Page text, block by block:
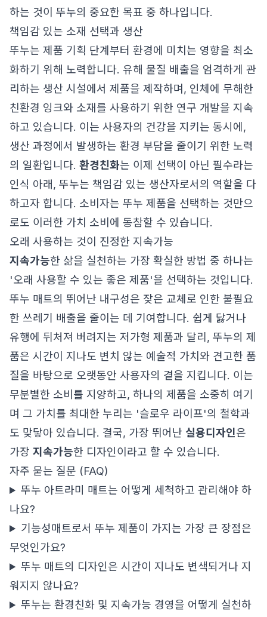
하는 것이 뚜누의 중요한 목표 중 하나입니다.
책임감 있는 소재 선택과 생산
뚜누는 제품 기획 단계부터 환경에 미치는 영향을 최소
화하기 위해 노력합니다. 유해 물질 배출을 엄격하게 관
리하는 생산 시설에서 제품을 제작하며, 인체에 무해한
친환경 잉크와 소재를 사용하기 위한 연구 개발을 지속
하고 있습니다. 이는 사용자의 건강을 지키는 동시에,
생산 과정에서 발생하는 환경 부담을 줄이기 위한 노력
의 일환입니다. 환경친화는 이제 선택이 아닌 필수라는
인식 아래, 뚜누는 책임감 있는 생산자로서의 역할을 다
하고자 합니다. 소비자는 뚜누 제품을 선택하는 것만으
로도 이러한 가치 소비에 동참할 수 있습니다.
오래 사용하는 것이 진정한 지속가능
지속가능한 삶을 실천하는 가장 확실한 방법 중 하나는
'오래 사용할 수 있는 좋은 제품'을 선택하는 것입니다.
뚜누 매트의 뛰어난 내구성은 잦은 교체로 인한 불필요
한 쓰레기 배출을 줄이는 데 기여합니다. 쉽게 닳거나
유행에 뒤처져 버려지는 저가형 제품과 달리, 뚜누의 제
품은 시간이 지나도 변치 않는 예술적 가치와 견고한 품
질을 바탕으로 오랫동안 사용자의 곁을 지킵니다. 이는
무분별한 소비를 지양하고, 하나의 제품을 소중히 여기
며 그 가치를 최대한 누리는 '슬로우 라이프'의 철학과
도 맞닿아 있습니다. 결국, 가장 뛰어난 실용디자인은
가장 지속가능한 디자인이라고 할 수 있습니다.
자주 묻는 질문 (FAQ)
뚜누 아트라미 매트는 어떻게 세척하고 관리해야 하
나요?
기능성매트로서 뚜누 제품이 가지는 가장 큰 장점은
무엇인가요?
뚜누 매트의 디자인은 시간이 지나도 변색되거나 지
워지지 않나요?
뚜누는 환경친화 및 지속가능 경영을 어떻게 실천하